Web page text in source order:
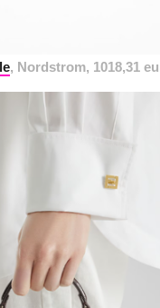
, Nordstrom, 1018,31